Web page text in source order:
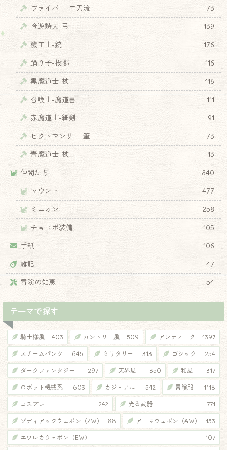
ヴァイパー-二刀流
73
吟遊詩人-弓
139
機工士-銃
176
踊り子-投擲
116
黒魔道士-杖
116
召喚士-魔道書
111
赤魔道士-細剣
91
ピクトマンサー-筆
73
青魔道士-杖
13
仲間たち
840
マウント
477
ミニオン
258
チョコボ装備
105
手紙
106
雑記
47
冒険の知恵
54
テーマで探す
騎士様風 403 カントリー風 509 アンティーク 1397
スチームパンク 645 ミリタリー 313 ゴシック 254
ダークファンタジー 297 天界風 350 和風 317
ロボット機械系 603 カジュアル 542 冒険服 1118
コスプレ 242 光る武器 771
ゾディアックウェポン（ZW） 88 アニマウェポン（AW） 153
エウレカウェポン（EW） 107